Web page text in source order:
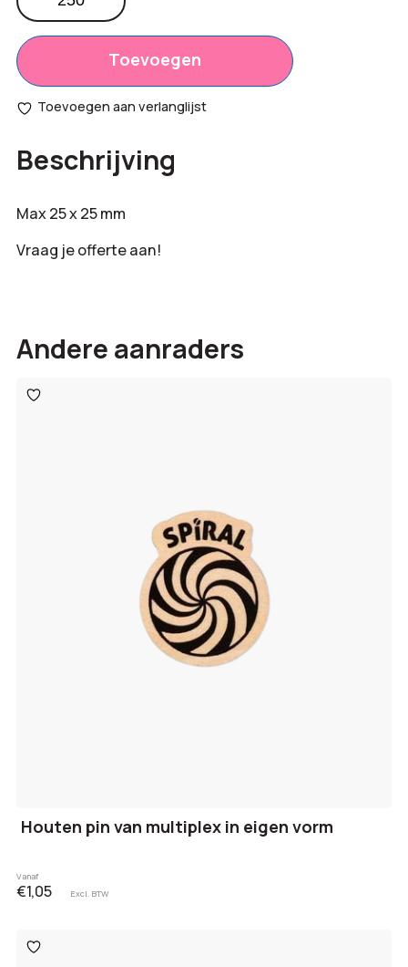
Productprijs:
Totaal
opties:
€0,00
totaal:
pins
met
emaille
in
eigen
vorm
Toevoegen
Toevoegen aan verlanglijst
Beschrijving
Max 25 x 25 mm
Vraag je offerte aan!
Andere aanraders
Toevoegen
aan
Houten pin van multiplex in eigen vorm
Vanaf
€1,05 Excl. BTW
Toevoegen
aan